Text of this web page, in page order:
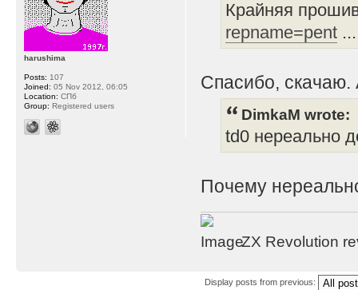
Крайняя
repname=pent...
Спасибо, скачаю.
DimkaM wrote:
td0 нереально
Почему
ZX Revolution
harushima
Posts: 107
Joined: 05 Nov 2012, 06:05
Location: СПб
Group: Registered users
Display posts from previous: